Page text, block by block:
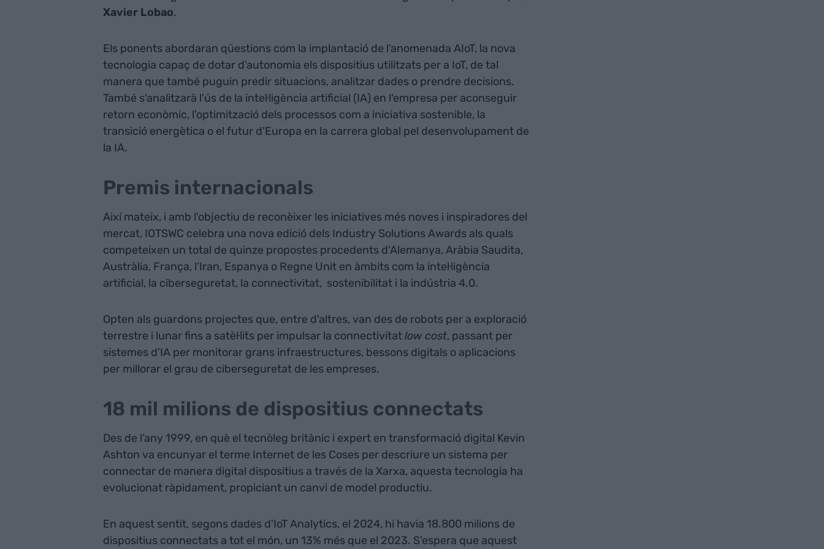
Xavier Lobao.
Els ponents abordaran qüestions com la implantació de l'anomenada AIoT, la nova
tecnologia capaç de dotar d'autonomia els dispositius utilitzats per a IoT, de tal
manera que també puguin predir situacions, analitzar dades o prendre decisions.
També s'analitzarà l'ús de la intel·ligència artificial (IA) en l'empresa per aconseguir
retorn econòmic, l'optimització dels processos com a iniciativa sostenible, la
transició energètica o el futur d'Europa en la carrera global pel desenvolupament de
la IA.
Premis internacionals
Així mateix, i amb l'objectiu de reconèixer les iniciatives més noves i inspiradores del
mercat, IOTSWC celebra una nova edició dels Industry Solutions Awards als quals
competeixen un total de quinze propostes procedents d'Alemanya, Aràbia Saudita,
Austràlia, França, l'Iran, Espanya o Regne Unit en àmbits com la intel·ligència
artificial, la ciberseguretat, la connectivitat, sostenibilitat i la indústria 4.0.
Opten als guardons projectes que, entre d'altres, van des de robots per a exploració
terrestre i lunar fins a satèl·lits per impulsar la connectivitatlow cost, passant per
sistemes d'IA per monitorar grans infraestructures, bessons digitals o aplicacions
per millorar el grau de ciberseguretat de les empreses.
18 mil milions de dispositius connectats
Des de l’any 1999, en què el tecnòleg britànic i expert en transformació digital Kevin
Ashton va encunyar el terme Internet de les Coses per descriure un sistema per
connectar de manera digital dispositius a través de la Xarxa, aquesta tecnologia ha
evolucionat ràpidament, propiciant un canvi de model productiu.
En aquest sentit, segons dades d'IoT Analytics, el 2024, hi havia 18.800 milions de
dispositius connectats a tot el món, un 13% més que el 2023. S'espera que aquest